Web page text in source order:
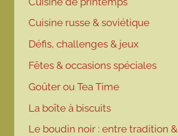
Cuisine russe & soviétique
Défis, challenges & jeux
Fêtes & occasions spéciales
Goûter ou Tea Time
La boîte à biscuits
Le boudin noir : entre tradition &